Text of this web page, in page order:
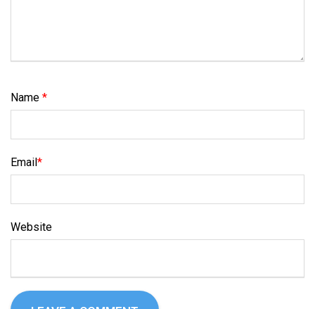
Name *
Email *
Website